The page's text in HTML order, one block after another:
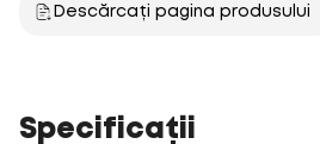
Descărcați pagina produsului
Specificații